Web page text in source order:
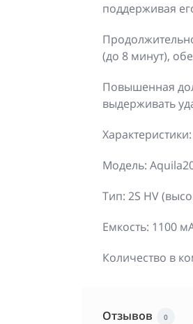
поддерживая
(до 8 минут),
Повышенная
выдерживать
Характеристики:
Модель:
Тип: 2S HV
Емкость: 1100
Количество в
Отзывов 0